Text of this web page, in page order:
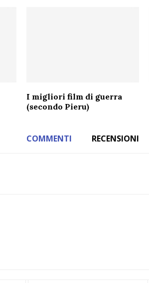
I migliori film di guerra
(secondo Pieru)
COMMENTI RECENSIONI